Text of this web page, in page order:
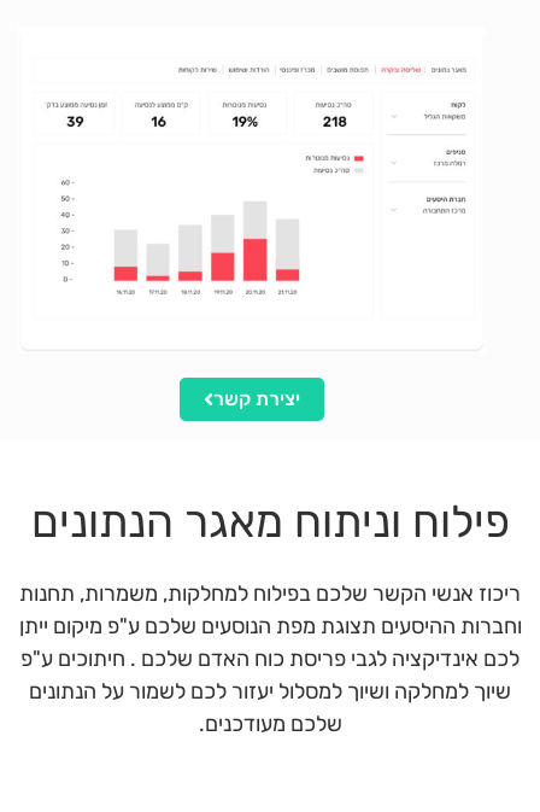
יצירת קשר
פילוח וניתוח מאגר הנתונים
ריכוז אנשי הקשר שלכם בפילוח למחלקות, משמרות, תחנות
וחברות ההיסעים תצוגת מפת הנוסעים שלכם ע"פ מיקום ייתן
לכם אינדיקציה לגבי פריסת כוח האדם שלכם . חיתוכים ע"פ
שיוך למחלקה ושיוך למסלול יעזור לכם לשמור על הנתונים
שלכם מעודכנים.